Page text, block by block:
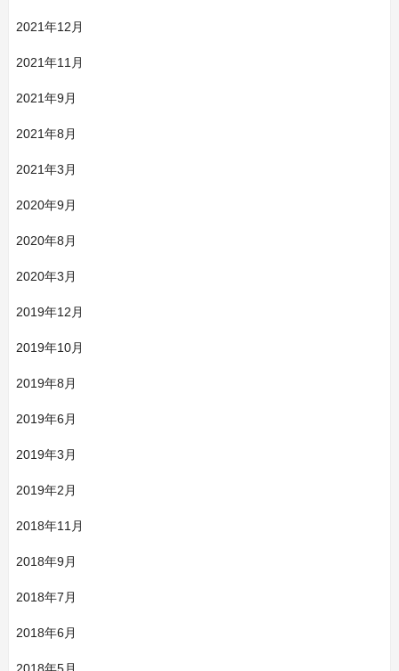
2021年12月
2021年11月
2021年9月
2021年8月
2021年3月
2020年9月
2020年8月
2020年3月
2019年12月
2019年10月
2019年8月
2019年6月
2019年3月
2019年2月
2018年11月
2018年9月
2018年7月
2018年6月